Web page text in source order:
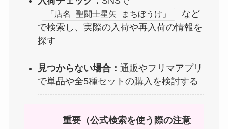
「店名 聖闘士星矢 まちぼうけ」
など
で検索し、実際の入荷や再入荷の情報を
探す
見つからない場合： 通販やフリマアプリ
で単品や全5種セットの購入を検討する
重要（公式検索を使う際の注意